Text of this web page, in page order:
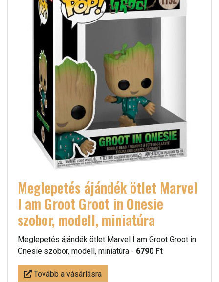
Meglepetés ájándék ötlet Marvel
I am Groot Groot in Onesie
szobor, modell, miniatúra
Meglepetés ájándék ötlet Marvel I am Groot Groot in
Onesie szobor, modell, miniatúra - 6790 Ft
Tovább a vásárlásra